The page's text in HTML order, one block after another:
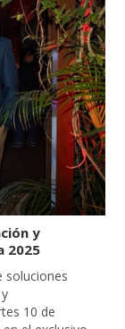
y
2025
soluciones
10 de